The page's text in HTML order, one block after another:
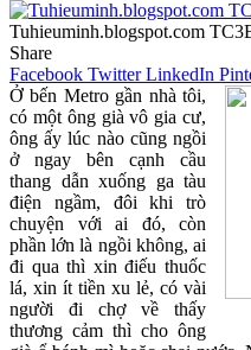
Tuhieuminh.blogspot.com
Share
Facebook Twitter LinkedIn
Ở bến Metro gần nhà tôi,
có một ông già vô gia cư,
ông ấy lúc nào cũng ngồi
ở ngay bên cạnh cầu
thang dẫn xuống ga tàu
điện ngầm, đôi khi trò
chuyện với ai đó, còn
phần lớn là ngồi không, ai
đi qua thì xin điếu thuốc
lá, xin ít tiền xu lẻ, có vài
người đi chợ về thấy
thương cảm thì cho ông